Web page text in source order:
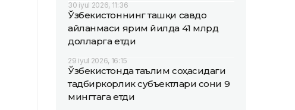
30 iyul 2026, 11:36
Ўзбекистоннинг ташқи савдо
айланмаси ярим йилда 41 млрд
долларга етди
29 iyul 2026, 16:15
Ўзбекистонда таълим соҳасидаги
тадбиркорлик субъектлари сони 9
мингтага етди